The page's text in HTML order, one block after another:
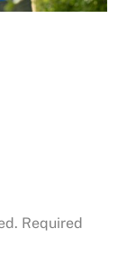
Required